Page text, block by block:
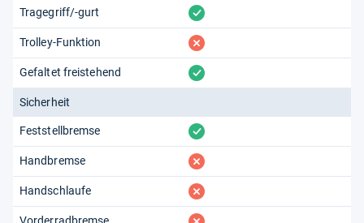
Tragegriff/-gurt vorhanden
Trolley-Funktion fehlt
Gefaltet freistehend vorhanden
Sicherheit
Feststellbremse vorhanden
Handbremse fehlt
Handschlaufe fehlt
Vorderradbremse